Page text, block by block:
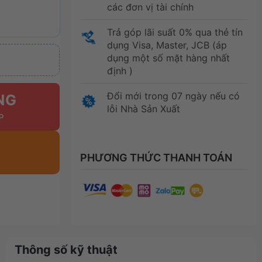
các đơn vị tài chính
Trả góp lãi suất 0% qua thẻ tín
dụng Visa, Master, JCB (áp
dụng một số mặt hàng nhất
định )
Đổi mới trong 07 ngày nếu có
lỗi Nhà Sản Xuất
PHƯƠNG THỨC THANH TOÁN
Thông số kỹ thuật